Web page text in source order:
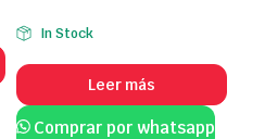
In Stock
Leer más
Comprar por whatsapp